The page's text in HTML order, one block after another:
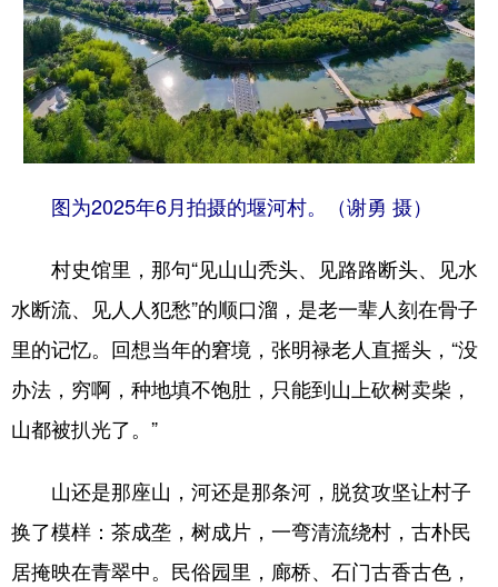
图为2025年6月拍摄的堰河村。（谢勇 摄）
村史馆里，那句“见山山秃头、见路路断头、见水
水断流、见人人犯愁”的顺口溜，是老一辈人刻在骨子
里的记忆。回想当年的窘境，张明禄老人直摇头，“没
办法，穷啊，种地填不饱肚，只能到山上砍树卖柴，
山都被扒光了。”
山还是那座山，河还是那条河，脱贫攻坚让村子
换了模样：茶成垄，树成片，一弯清流绕村，古朴民
居掩映在青翠中。民俗园里，廊桥、石门古香古色，